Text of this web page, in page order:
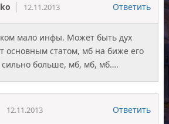
12.11.2013 Ответить
мало инфы. Может быть дух
основным статом, мб на биже его
сильно больше, мб, мб, мб….
12.11.2013 Ответить